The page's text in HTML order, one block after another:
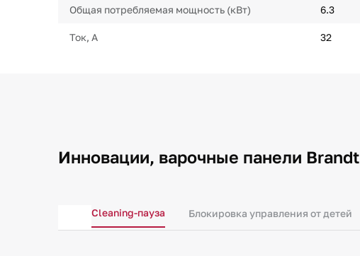
Общая потребляемая мощность (кВт) 6.3
Ток, А 32
Инновации, варочные панели Brandt
Cleaning-пауза Блокировка управления от детей